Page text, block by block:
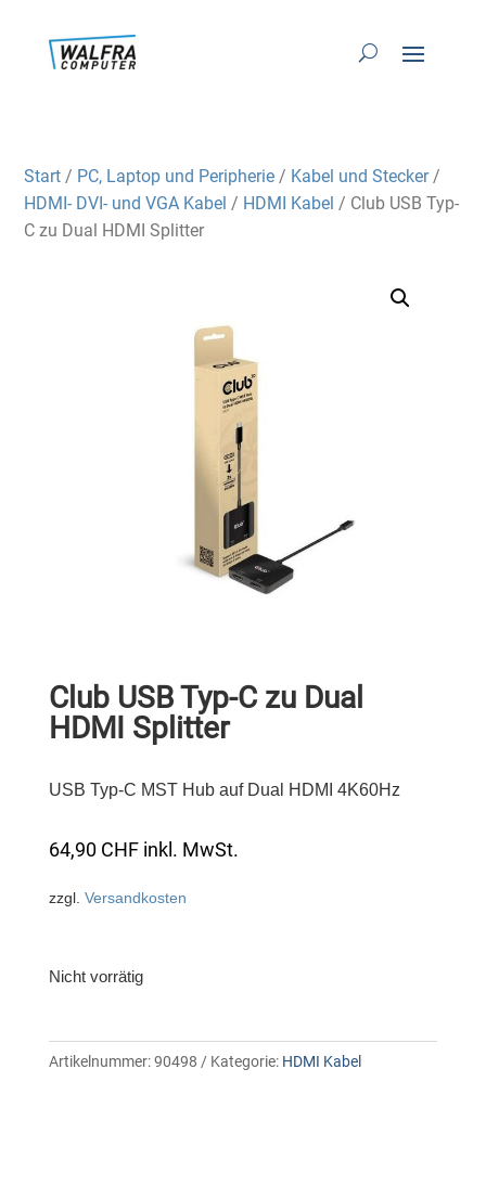
Start / PC, Laptop und Peripherie / Kabel und Stecker/
HDMI- DVI- und VGA Kabel / HDMI Kabel / Club USB Typ-
C zu Dual HDMI Splitter
Club USB Typ-C zu Dual
HDMI Splitter
USB Typ-C MST Hub auf Dual HDMI 4K60Hz
64,90 CHF inkl. MwSt.
zzgl. Versandkosten
Nicht vorrätig
Artikelnummer:90498 Kategorie: HDMI Kabel